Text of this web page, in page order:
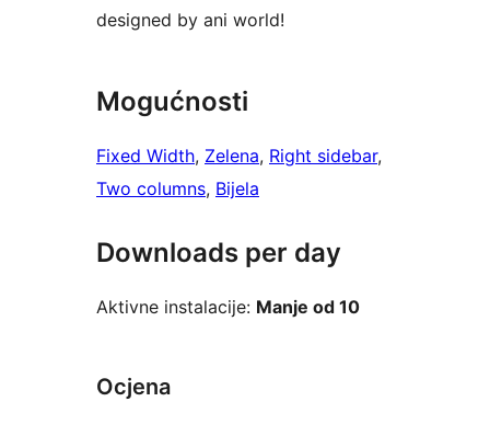
designed by ani world!
Mogućnosti
Fixed Width, Zelena, Right sidebar
Two columns, Bijela
Downloads per day
Aktivne instalacije: Manje od 10
Ocjena